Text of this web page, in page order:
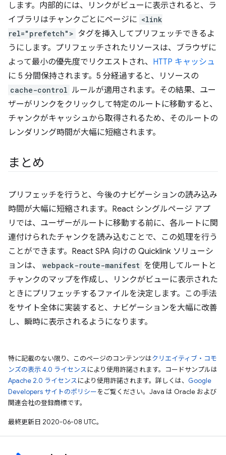
します。内部的には、リンクがビューに表示されると、ラ
イブラリはチャンクごとにページに <link
rel="prefetch"> タグを挿入してプリフェッチできるよ
うにします。プリフェッチされたリソースは、ブラウザに
よって最小の優先度でリクエストされ、 HTTP キャッシュ
に 5 分間保持されます。5 分経過すると、リソースの
cache-control ルールが適用されます。その結果、ユー
ザーがリンクをクリックして特定のルートに移動すると、
チャンクがキャッシュから取得されるため、そのルートの
レンダリング時間が大幅に短縮されます。
まとめ
プリフェッチを行うと、今後のナビゲーションの読み込み
時間が大幅に短縮されます。React シングルページ アプ
リでは、ユーザーがルートに移動する前に、各ルートに関
連付けられたチャンクを読み込むことで、この処理を行う
ことができます。React SPA 向けの Quicklink ソリューシ
ョンは、
webpack-route-manifest を使用してルートと
チャンクのマップを作成し、リンクがビューに表示された
ときにプリフェッチするファイルを決定します。この手法
をサイト全体に実装すると、ナビゲーションを大幅に改善
し、瞬時に表示されるようになります。
特に記載のない限り、このページのコンテンツはクリエイティブ・コモ
ンズの表示 4.0 ライセンスにより使用許諾されます。コードサンプルは
Apache 2.0 ライセンスにより使用許諾されます。詳しくは、 Google
Developers サイトのポリシーをご覧ください。Java は Oracle および
関連会社の登録商標です。
最終更新日 2020-06-08 UTC。